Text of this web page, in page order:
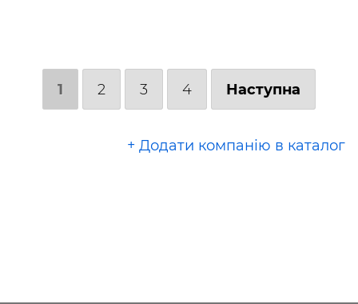
1 2 3 4 Наступна
+ Додати компанію в каталог